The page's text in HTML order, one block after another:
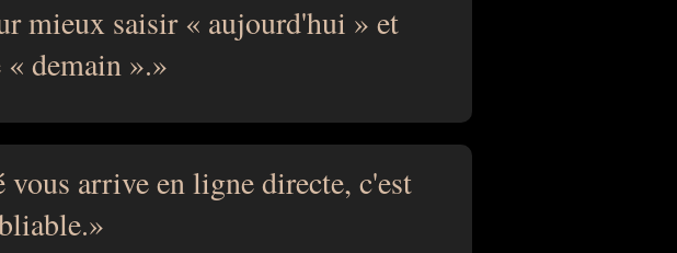
mieux saisir « aujourd'hui » et
demain ».
arrive en ligne directe, c'est